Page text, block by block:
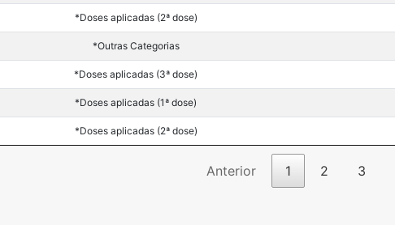
*Doses aplicadas (2ª dose)
*Outras Categorias
*Doses aplicadas (3ª dose)
*Doses aplicadas (1ª dose)
*Doses aplicadas (2ª dose)
Anterior 1 2 3